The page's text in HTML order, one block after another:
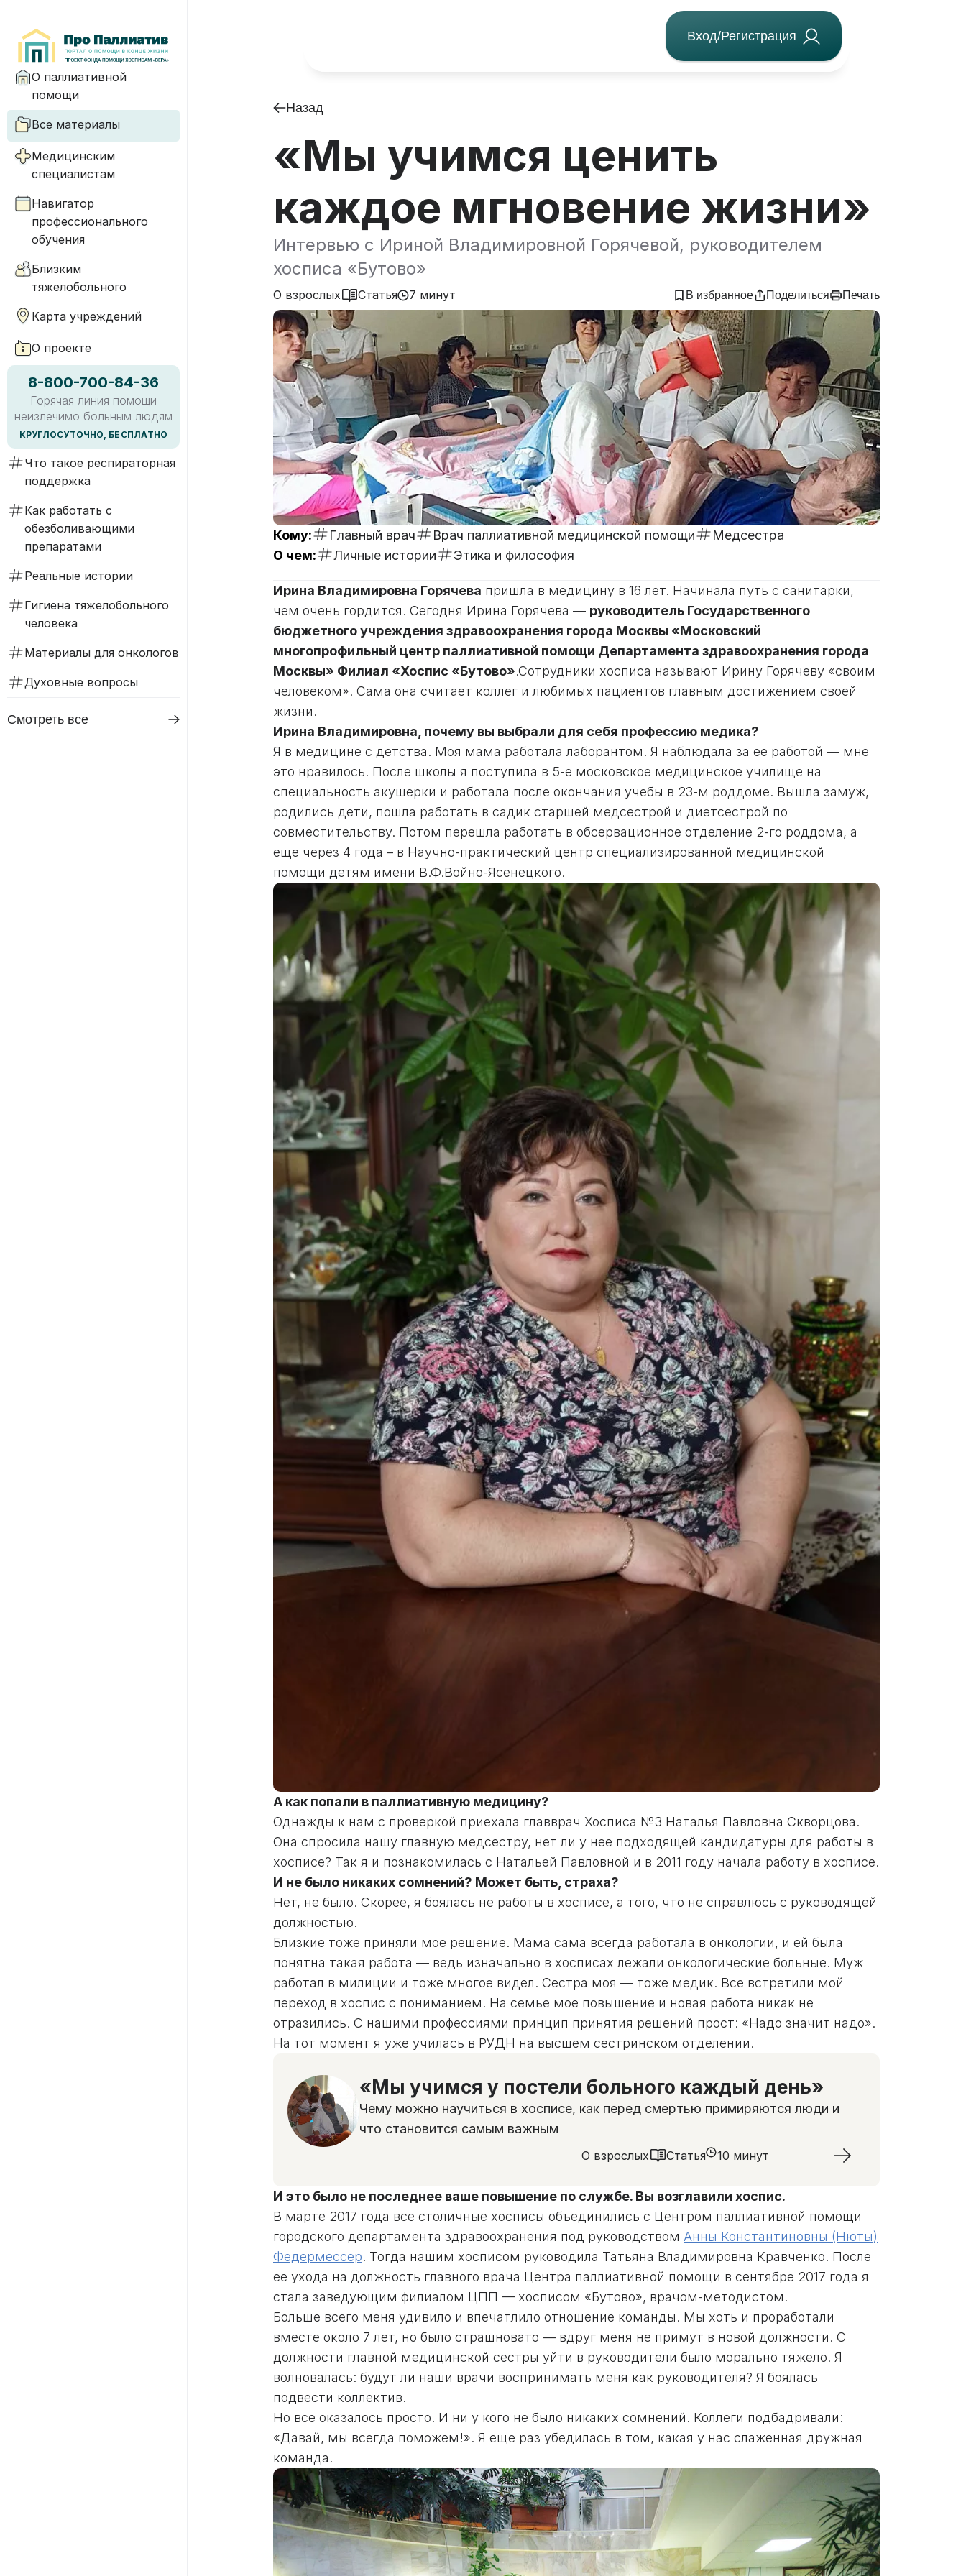
Вход/Регистрация
О паллиативной
помощи
Все материалы
Медицинским
специалистам
Навигатор
профессионального
обучения
Близким
тяжелобольного
Карта учреждений
О проекте
8-800-700-84-36
Горячая линия помощи
неизлечимо больным людям
КРУГЛОСУТОЧНО, БЕСПЛАТНО
Что такое респираторная
поддержка
Как работать с
обезболивающими
препаратами
Реальные истории
Гигиена тяжелобольного
человека
Материалы для онкологов
Духовные вопросы
Смотреть все
Назад
«Мы учимся ценить
каждое мгновение жизни»
Интервью с Ириной Владимировной Горячевой, руководителем
хосписа «Бутово»
О взрослых Статья 7 минут В избранное Поделиться Печать
Кому: Главный врач Врач паллиативной медицинской помощи
Медсестра
О чем:
Личные истории Этика и философия
Ирина Владимировна Горячева пришла в медицину в 16 лет. Начинала путь с санитарки,
чем очень гордится. Сегодня Ирина Горячева — руководитель Государственного
бюджетного учреждения здравоохранения города Москвы «Московский
многопрофильный центр паллиативной помощи Департамента здравоохранения города
Москвы» Филиал «Хоспис «Бутово».Сотрудники хосписа называют Ирину Горячеву «своим
человеком». Сама она считает коллег и любимых пациентов главным достижением своей
жизни.
Ирина Владимировна, почему вы выбрали для себя профессию медика?
Я в медицине с детства. Моя мама работала лаборантом. Я наблюдала за ее работой — мне
это нравилось. После школы я поступила в 5-е московское медицинское училище на
специальность акушерки и работала после окончания учебы в 23-м роддоме. Вышла замуж,
родились дети, пошла работать в садик старшей медсестрой и диетсестрой по
совместительству. Потом перешла работать в обсервационное отделение 2-го роддома, а
еще через 4 года – в Научно-практический центр специализированной медицинской
помощи детям имени В.Ф.Войно-Ясенецкого.
А как попали в паллиативную медицину?
Однажды к нам с проверкой приехала главврач Хосписа №3 Наталья Павловна Скворцова.
Она спросила нашу главную медсестру, нет ли у нее подходящей кандидатуры для работы в
хосписе? Так я и познакомилась с Натальей Павловной и в 2011 году начала работу в хосписе.
И не было никаких сомнений? Может быть, страха?
Нет, не было. Скорее, я боялась не работы в хосписе, а того, что не справлюсь с руководящей
должностью.
Близкие тоже приняли мое решение. Мама сама всегда работала в онкологии, и ей была
понятна такая работа — ведь изначально в хосписах лежали онкологические больные. Муж
работал в милиции и тоже многое видел. Сестра моя — тоже медик. Все встретили мой
переход в хоспис с пониманием. На семье мое повышение и новая работа никак не
отразились. С нашими профессиями принцип принятия решений прост: «Надо значит надо».
На тот момент я уже училась в РУДН на высшем сестринском отделении.
«Мы учимся у постели больного каждый день»
Чему можно научиться в хосписе, как перед смертью примиряются люди и
что становится самым важным
О взрослых Статья 10 минут
И это было не последнее ваше повышение по службе. Вы возглавили хоспис.
В марте 2017 года все столичные хосписы объединились с Центром паллиативной помощи
городского департамента здравоохранения под руководством Анны Константиновны (Нюты)
Федермессер. Тогда нашим хосписом руководила Татьяна Владимировна Кравченко. После
ее ухода на должность главного врача Центра паллиативной помощи в сентябре 2017 года я
стала заведующим филиалом ЦПП — хосписом «Бутово», врачом-методистом.
Больше всего меня удивило и впечатлило отношение команды. Мы хоть и проработали
вместе около 7 лет, но было страшновато — вдруг меня не примут в новой должности. С
должности главной медицинской сестры уйти в руководители было морально тяжело. Я
волновалась: будут ли наши врачи воспринимать меня как руководителя? Я боялась
подвести коллектив.
Но все оказалось просто. И ни у кого не было никаких сомнений. Коллеги подбадривали:
«Давай, мы всегда поможем!». Я еще раз убедилась в том, какая у нас слаженная дружная
команда.